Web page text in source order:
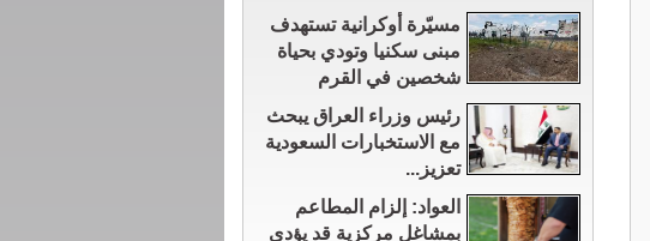
مسيّرة أوكرانية تستهدف
مبنى سكنيا وتودي بحياة
شخصين في القرم
رئيس وزراء العراق يبحث
مع الاستخبارات السعودية
تعزيز...
العواد: إلزام المطاعم
بمشاغل مركزية قد يؤدي